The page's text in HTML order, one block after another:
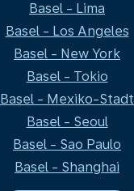
Basel - Lima
Basel - Los Angeles
Basel - New York
Basel - Tokio
Basel - Mexiko-Stadt
Basel - Seoul
Basel - Sao Paulo
Basel - Shanghai